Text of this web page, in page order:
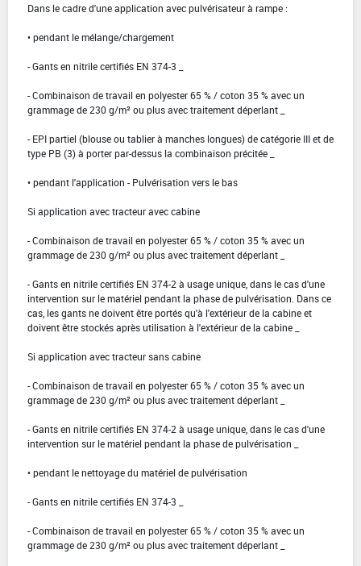
Dans le cadre d'une application avec pulvérisateur à rampe :
• pendant le mélange/chargement
- Gants en nitrile certifiés EN 374-3 _
- Combinaison de travail en polyester 65 % / coton 35 % avec un
grammage de 230 g/m² ou plus avec traitement déperlant _
- EPI partiel (blouse ou tablier à manches longues) de catégorie III et de
type PB (3) à porter par-dessus la combinaison précitée _
• pendant l'application - Pulvérisation vers le bas
Si application avec tracteur avec cabine
- Combinaison de travail en polyester 65 % / coton 35 % avec un
grammage de 230 g/m² ou plus avec traitement déperlant _
- Gants en nitrile certifiés EN 374-2 à usage unique, dans le cas d'une
intervention sur le matériel pendant la phase de pulvérisation. Dans ce
cas, les gants ne doivent être portés qu'à l'extérieur de la cabine et
doivent être stockés après utilisation à l'extérieur de la cabine _
Si application avec tracteur sans cabine
- Combinaison de travail en polyester 65 % / coton 35 % avec un
grammage de 230 g/m² ou plus avec traitement déperlant _
- Gants en nitrile certifiés EN 374-2 à usage unique, dans le cas d'une
intervention sur le matériel pendant la phase de pulvérisation _
• pendant le nettoyage du matériel de pulvérisation
- Gants en nitrile certifiés EN 374-3 _
- Combinaison de travail en polyester 65 % / coton 35 % avec un
grammage de 230 g/m² ou plus avec traitement déperlant _